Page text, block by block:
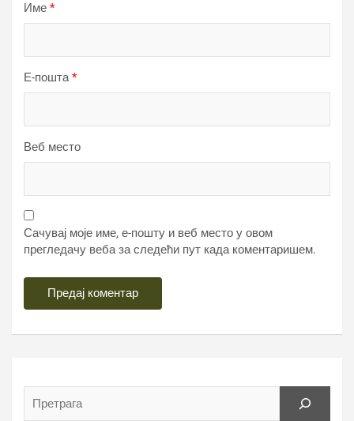
Име *
Е-пошта*
Веб место
Сачувај моје име, е-пошту и веб место у овом
прегледачу веба за следећи пут када коментаришем.